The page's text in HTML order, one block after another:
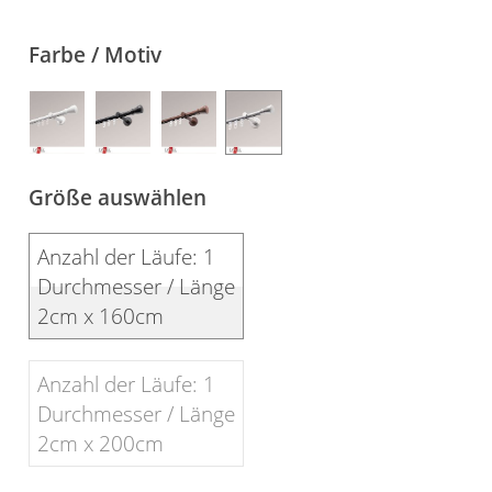
Panneaux
Farbe / Motiv
Größe auswählen
Anzahl der Läufe: 1
Durchmesser / Länge
2cm x 160cm
Anzahl der Läufe: 1
Durchmesser / Länge
2cm x 200cm